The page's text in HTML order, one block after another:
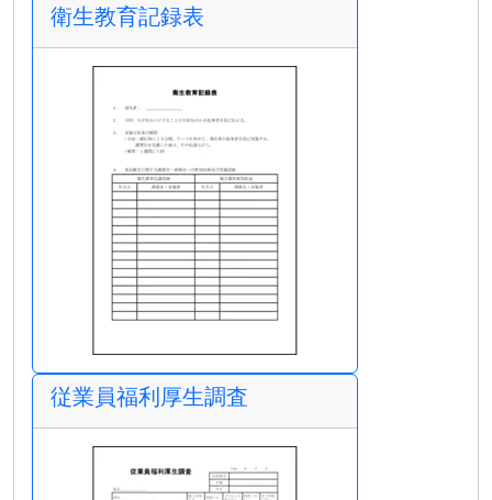
衛生教育記録表
従業員福利厚生調査